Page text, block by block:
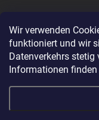
Wir verwenden
funktioniert und wir
Datenverkehrs stetig
Informationen finden